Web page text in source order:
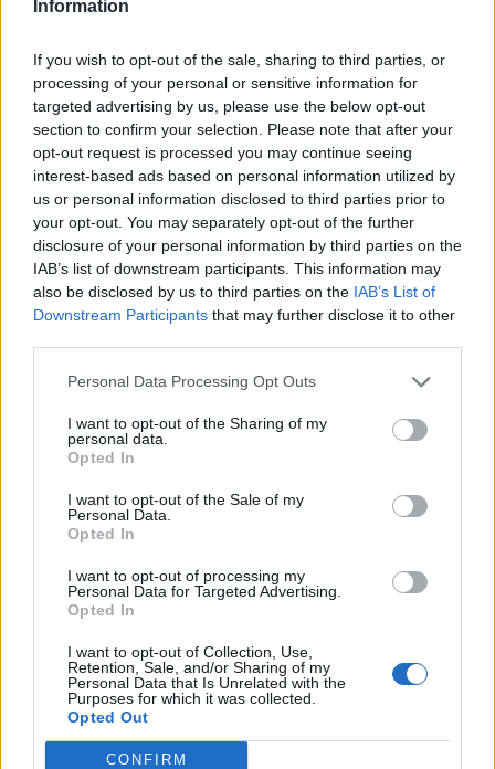
Information
If you wish to opt-out of the sale, sharing to third parties, or
processing of your personal or sensitive information for
targeted advertising by us, please use the below opt-out
section to confirm your selection. Please note that after your
opt-out request is processed you may continue seeing
interest-based ads based on personal information utilized by
us or personal information disclosed to third parties prior to
your opt-out. You may separately opt-out of the further
disclosure of your personal information by third parties on the
IAB’s list of downstream participants. This information may
also be disclosed by us to third parties on the IAB’s List of
Downstream Participants that may further disclose it to other
Personal Data Processing Opt Outs
I want to opt-out of the Sharing of my
personal data.
Opted In
I want to opt-out of the Sale of my
Personal Data.
Opted In
I want to opt-out of processing my
Personal Data for Targeted Advertising.
Opted In
I want to opt-out of Collection, Use,
Retention, Sale, and/or Sharing of my
Personal Data that Is Unrelated with the
Purposes for which it was collected.
Opted Out
CONFIRM
το θάψω και να το τιμήσω” και εκείνοι
μου έλεγαν ότι το παιδί μου ”ίσως να
υπάρχει από τη μέση και πάνω”. Όταν
άνοιξα το φέρετρό του, το παιδί μου
ήταν ακέραιο, ούτε καμένος, ούτε
ακρωτηριασμένος, είχε μόνο
μερικούς μώλωπες στο σώμα του.
Μαζί με την παπαδιά και τα υπόλοιπα
παιδιά πλύναμε το νεκρό σώμα του
Κυπριανού και τις πληγές του»
ανέφερε ο πατέρας του Κυπριανού.
Ο πατέρας του 23χρονου κλείνοντας
μίλησε για το«προφητικό» όνειρο που
είχε δει ο επίσης ιερέας – παππούς
του Κυπριανού. «Ο πατέρας μου και
παππούς του Κυπριανού είναι και